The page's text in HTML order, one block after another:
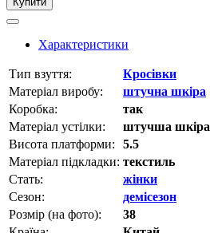
Характеристики
Тип взуття:
Кросівки
Матеріал виробу:
штучна шкіра
Коробка:
так
Матеріал устілки:
штучша шкіра
Висота платформи:
5.5
Матеріал підкладки: текстиль
Стать:
жінки
Сезон:
демісезон
Розмір (на фото):
38